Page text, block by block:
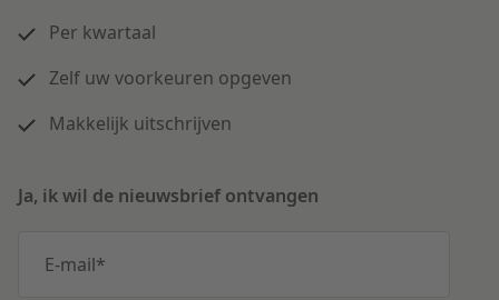
Per kwartaal
Zelf uw voorkeuren opgeven
Makkelijk uitschrijven
Ja, ik wil de nieuwsbrief ontvangen
E-mail*